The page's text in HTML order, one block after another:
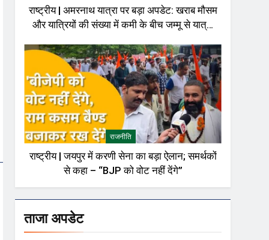
राष्ट्रीय | अमरनाथ यात्रा पर बड़ा अपडेट: खराब मौसम
और यात्रियों की संख्या में कमी के बीच जम्मू से यात्रा
राजनीति
राष्ट्रीय | जयपुर में करणी सेना का बड़ा ऐलान; समर्थकों
से कहा – “BJP को वोट नहीं देंगे”
ताजा अपडेट